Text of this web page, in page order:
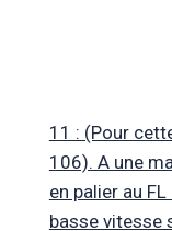
11 : (Pour
106). A une
en palier au
basse vitesse